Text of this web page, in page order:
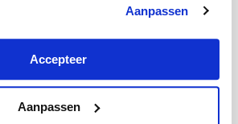
Cookie & Privacy
Aanpassen
Accepteer
Aanpassen
we sterk
strijd tegen nalatige en machtige